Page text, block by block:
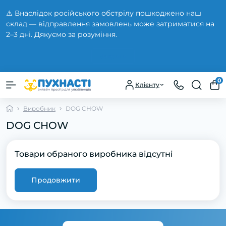
⚠️ Внаслідок російського обстрілу пошкоджено наш
склад — відправлення замовлень може затриматися на
2–3 дні. Дякуємо за розуміння.
Клієнту
0
Виробник DOG CHOW
DOG CHOW
Товари обраного виробника відсутні
Продовжити